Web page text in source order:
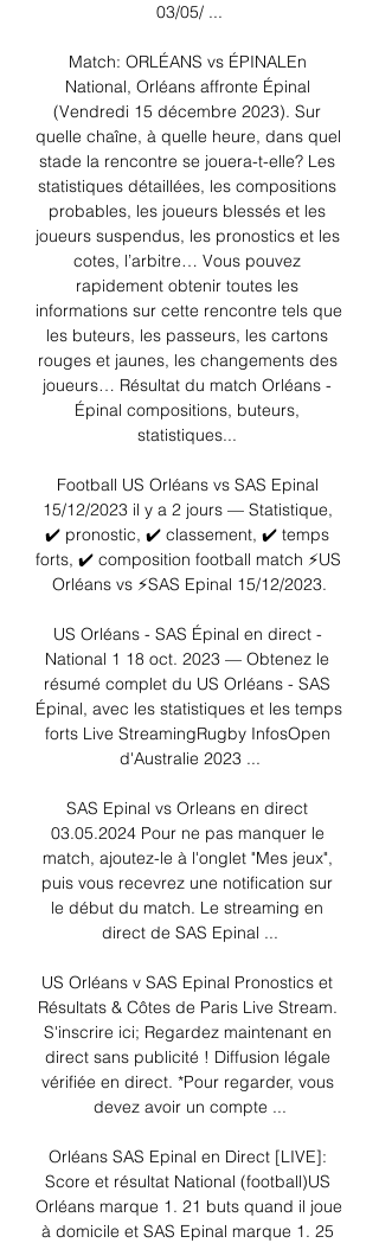
03/05/ ...
Match: ORLÉANS vs ÉPINALEn
National, Orléans affronte Épinal
(Vendredi 15 décembre 2023). Sur
quelle chaîne, à quelle heure, dans quel
stade la rencontre se jouera-t-elle? Les
statistiques détaillées, les compositions
probables, les joueurs blessés et les
joueurs suspendus, les pronostics et les
cotes, l’arbitre… Vous pouvez
rapidement obtenir toutes les
informations sur cette rencontre tels que
les buteurs, les passeurs, les cartons
rouges et jaunes, les changements des
joueurs… Résultat du match Orléans -
Épinal compositions, buteurs,
statistiques...
Football US Orléans vs SAS Epinal
15/12/2023 il y a 2 jours — Statistique,
✔️ pronostic, ✔️ classement, ✔️ temps
forts, ✔️ composition football match ⚡US
Orléans vs ⚡SAS Epinal 15/12/2023.
US Orléans - SAS Épinal en direct -
National 1 18 oct. 2023 — Obtenez le
résumé complet du US Orléans - SAS
Épinal, avec les statistiques et les temps
forts Live StreamingRugby InfosOpen
d'Australie 2023 ...
SAS Epinal vs Orleans en direct
03.05.2024 Pour ne pas manquer le
match, ajoutez-le à l'onglet "Mes jeux",
puis vous recevrez une notification sur
le début du match. Le streaming en
direct de SAS Epinal ...
US Orléans v SAS Epinal Pronostics et
Résultats & Côtes de Paris Live Stream.
S'inscrire ici; Regardez maintenant en
direct sans publicité ! Diffusion légale
vérifiée en direct. *Pour regarder, vous
devez avoir un compte ...
Orléans SAS Epinal en Direct [LIVE]:
Score et résultat National (football)US
Orléans marque 1. 21 buts quand il joue
à domicile et SAS Epinal marque 1. 25